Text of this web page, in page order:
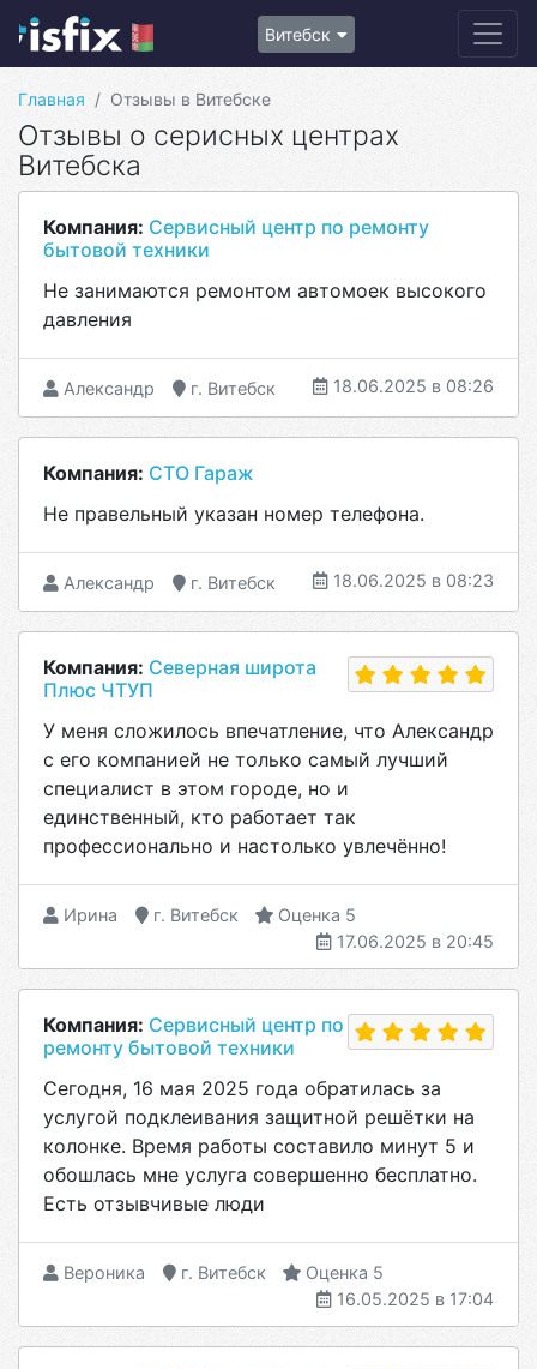
Витебск
Главная Отзывы в Витебске
Отзывы о серисных центрах
Витебска
Компания: Сервисный центр по ремонту
бытовой техники
Не занимаются ремонтом автомоек высокого
давления
Александр г. Витебск 18.06.2025 в 08:26
Компания: СТО Гараж
Не правельный указан номер телефона.
Александр г. Витебск 18.06.2025 в 08:23
Компания: Северная широта
Плюс ЧТУП
У меня сложилось впечатление, что Александр
с его компанией не только самый лучший
специалист в этом городе, но и
единственный, кто работает так
профессионально и настолько увлечённо!
Ирина г. Витебск
Оценка 5
17.06.2025 в 20:45
Компания: Сервисный центр по
ремонту бытовой техники
Сегодня, 16 мая 2025 года обратилась за
услугой подклеивания защитной решётки на
колонке. Время работы составило минут 5 и
обошлась мне услуга совершенно бесплатно.
Есть отзывчивые люди
Вероника г. Витебск
Оценка 5
16.05.2025 в 17:04